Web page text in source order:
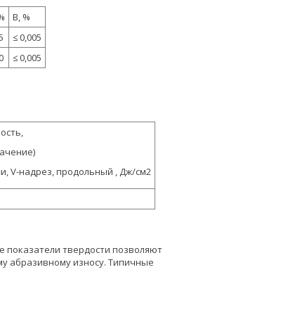
B, %
≤ 0,005
≤ 0,005
V-надрез, продольный , Дж/см2
показатели твердости позволяют
абразивному износу. Типичные